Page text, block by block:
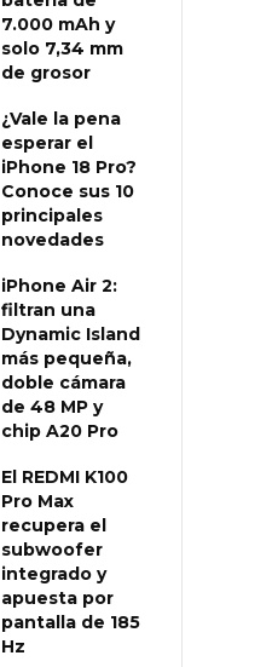
7.000 mAh y
solo 7,34 mm
de grosor
¿Vale la pena
esperar el
iPhone 18 Pro?
Conoce sus 10
principales
novedades
iPhone Air 2:
filtran una
Dynamic Island
más pequeña,
doble cámara
de 48 MP y
chip A20 Pro
El REDMI K100
Pro Max
recupera el
subwoofer
integrado y
apuesta por
pantalla de 185
Hz